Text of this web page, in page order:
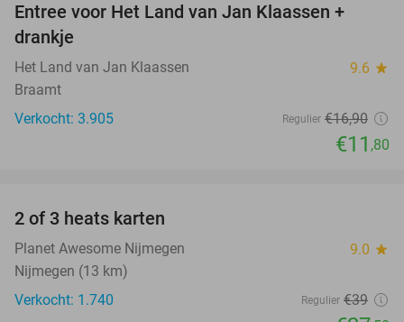
Entree voor Het Land van Jan Klaassen +
drankje
Het Land van Jan Klaassen 9.6 star
Braamt
Verkocht: 3.905
Regulier €16,90
€11 ,80
2 of 3 heats karten
Planet Awesome Nijmegen 9.0 star
Nijmegen (13 km)
Verkocht: 1.740
Regulier €39